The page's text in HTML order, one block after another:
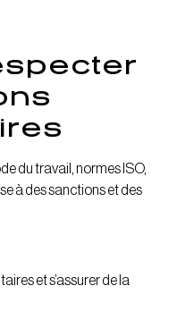
du travail, normes ISO,
à des sanctions et des
et s’assurer de la